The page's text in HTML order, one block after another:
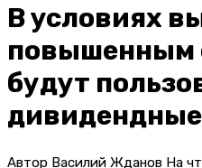
В условиях
повышенным
будут
Автор Василий Жданов На